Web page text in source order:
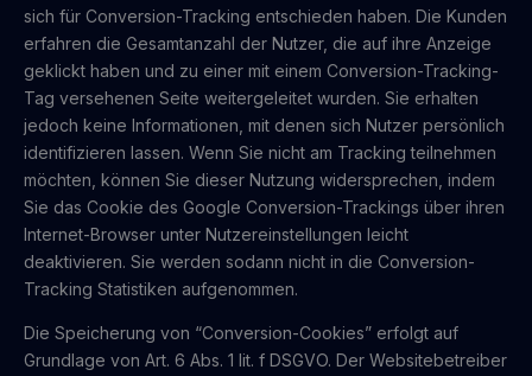
sich für Conversion-Tracking entschieden haben. Die Kunden
erfahren die Gesamtanzahl der Nutzer, die auf ihre Anzeige
geklickt haben und zu einer mit einem Conversion-Tracking-
Tag versehenen Seite weitergeleitet wurden. Sie erhalten
jedoch keine Informationen, mit denen sich Nutzer persönlich
identifizieren lassen. Wenn Sie nicht am Tracking teilnehmen
möchten, können Sie dieser Nutzung widersprechen, indem
Sie das Cookie des Google Conversion-Trackings über ihren
Internet-Browser unter Nutzereinstellungen leicht
deaktivieren. Sie werden sodann nicht in die Conversion-
Tracking Statistiken aufgenommen.
Die Speicherung von “Conversion-Cookies” erfolgt auf
Grundlage von Art. 6 Abs. 1 lit. f DSGVO. Der Websitebetreiber